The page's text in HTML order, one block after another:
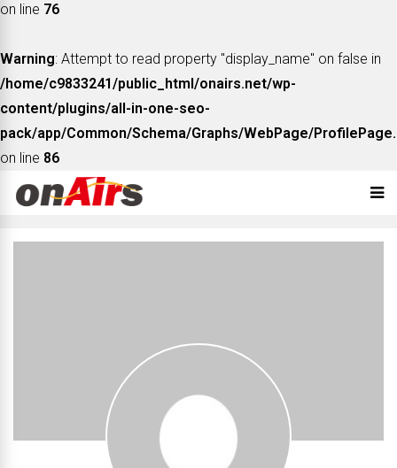
on line 76
Warning: Attempt to read property "display_name" on false in
/home/c9833241/public_html/onairs.net/wp-
content/plugins/all-in-one-seo-
pack/app/Common/Schema/Graphs/WebPage/
on line 86